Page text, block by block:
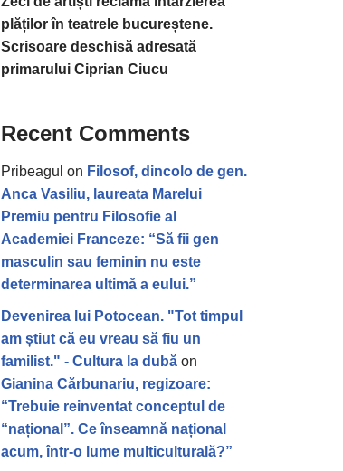
plăților în teatrele bucureștene.
Scrisoare deschisă adresată
primarului Ciprian Ciucu
Recent Comments
Pribeagul on Filosof, dincolo de gen.
Anca Vasiliu, laureata Marelui
Premiu pentru Filosofie al
Academiei Franceze: “Să fii gen
masculin sau feminin nu este
determinarea ultimă a eului.”
Devenirea lui Potocean. "Tot timpul
am știut că eu vreau să fiu un
familist." - Cultura la dubă on
Gianina Cărbunariu, regizoare:
“Trebuie reinventat conceptul de
“național”. Ce înseamnă național
acum, într-o lume multiculturală?”